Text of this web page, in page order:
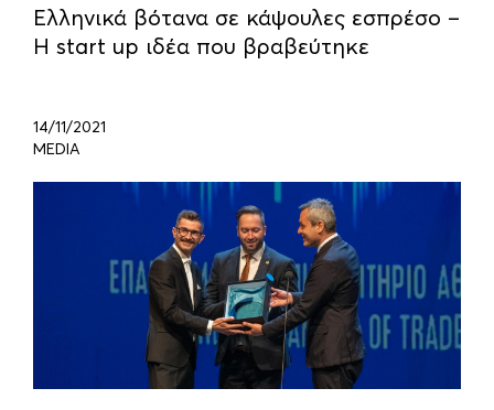
Ελληνικά βότανα σε κάψουλες εσπρέσο –
Η start up ιδέα που βραβεύτηκε
14/11/2021
MEDIA